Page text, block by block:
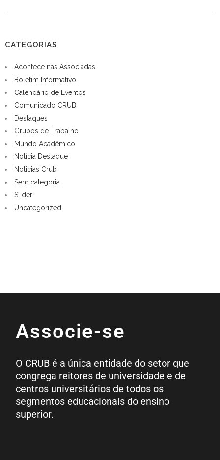
CATEGORIAS
Acontece nas Associadas
Boletim Informativo
Calendário de Eventos
Comunicado CRUB
Destaques
Grupos de Trabalho
Mundo Acadêmico
Notícia Destaque
Noticias Crub
Sem categoria
Slider
Uncategorized
Associe-se
O CRUB é a única entidade do setor que
congrega reitores de universidade e de
centros universitários de todos os
segmentos educacionais do ensino
superior.